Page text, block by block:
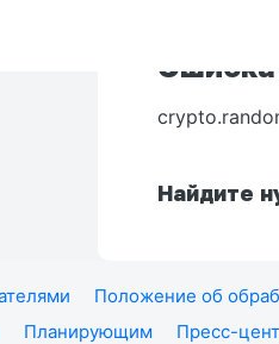
Ошибка
Найдите
Положение об
Планирующим Пресс-